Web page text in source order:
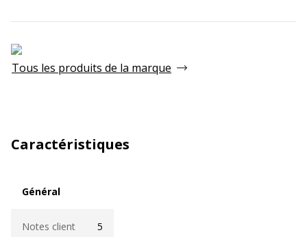
Tous les produits de la marque
Caractéristiques
Général
Notes client 5